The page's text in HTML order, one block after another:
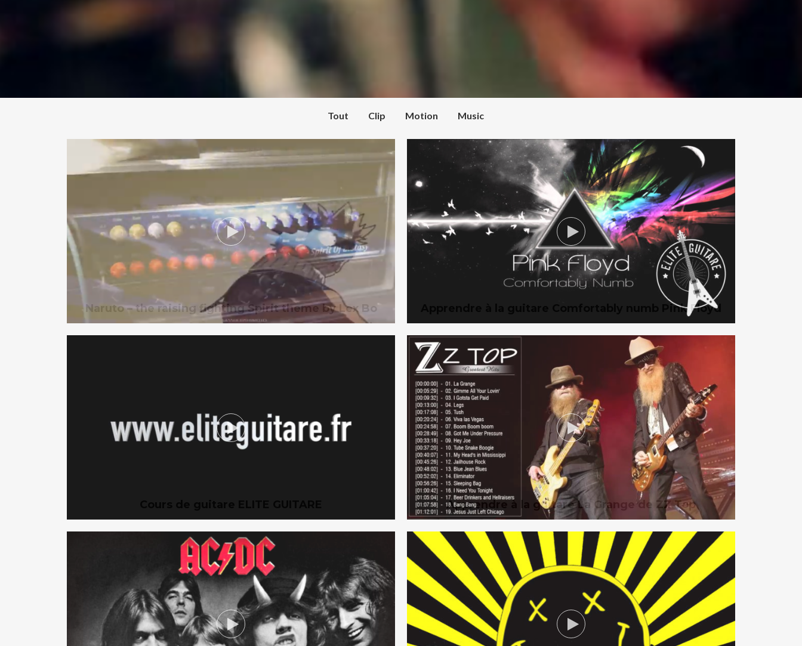
Tout Clip Motion Music
Naruto – the raising fighting Spirit theme by Lex Bo Apprendre à la guitare Comfortably numb Pink Floyd
Apprendre à la guitare La Grange de ZZ Top